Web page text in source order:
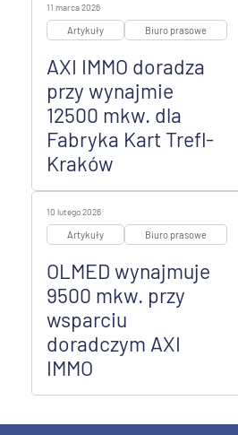
11 marca 2026
Artykuły Biuro prasowe
AXI IMMO doradza
przy wynajmie
12500 mkw. dla
Fabryka Kart Trefl-
Kraków
10 lutego 2026
Artykuły Biuro prasowe
OLMED wynajmuje
9500 mkw. przy
wsparciu
doradczym AXI
IMMO